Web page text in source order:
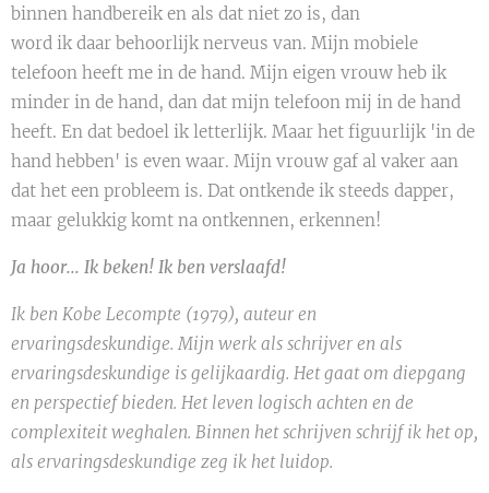
binnen handbereik en als dat niet zo is, dan
word ik daar behoorlijk nerveus van. Mijn mobiele
telefoon heeft me in de hand. Mijn eigen vrouw heb ik
minder in de hand, dan dat mijn telefoon mij in de hand
heeft. En dat bedoel ik letterlijk. Maar het figuurlijk 'in de
hand hebben' is even waar. Mijn vrouw gaf al vaker aan
dat het een probleem is. Dat ontkende ik steeds dapper,
maar gelukkig komt na ontkennen, erkennen!
Ja hoor... Ik beken! Ik ben verslaafd!
Ik ben Kobe Lecompte (1979), auteur en
ervaringsdeskundige. Mijn werk als schrijver en als
ervaringsdeskundige is gelijkaardig. Het gaat om diepgang
en perspectief bieden. Het leven logisch achten en de
complexiteit weghalen. Binnen het schrijven schrijf ik het op,
als ervaringsdeskundige zeg ik het luidop.